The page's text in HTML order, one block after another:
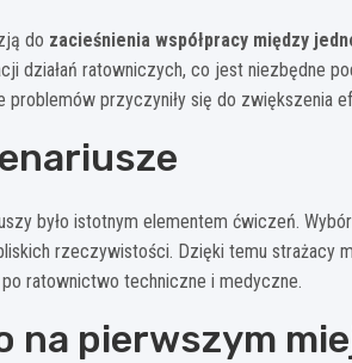
do zacieśnienia współpracy między
działań ratowniczych, co jest niezbędne
przyczyniły się do zwiększenia
było istotnym elementem ćwiczeń.
rzeczywistości. Dzięki temu strażacy
ratownictwo techniczne i medyczne.
na pierwszym